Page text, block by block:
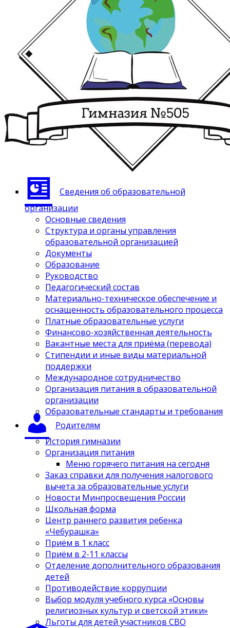
Сведения об образовательной
организации
Основные сведения
Структура и органы управления
образовательной организацией
Документы
Образование
Руководство
Педагогический состав
Материально-техническое обеспечение и
оснащенность образовательного процесса
Платные образовательные услуги
Финансово-хозяйственная деятельность
Вакантные места для приёма (перевода)
Стипендии и иные виды материальной
поддержки
Международное сотрудничество
Организация питания в образовательной
организации
Образовательные стандарты и требования
Родителям
История гимназии
Организация питания
Меню горячего питания на сегодня
Заказ справки для получения налогового
вычета за образовательные услуги
Новости Минпросвещения России
Школьная форма
Центр раннего развития ребенка
«Чебурашка»
Приём в 1 класс
Приём в 2-11 классы
Отделение дополнительного образования
детей
Противодействие коррупции
Выбор модуля учебного курса «Основы
религиозных культур и светской этики»
Льготы для детей участников СВО